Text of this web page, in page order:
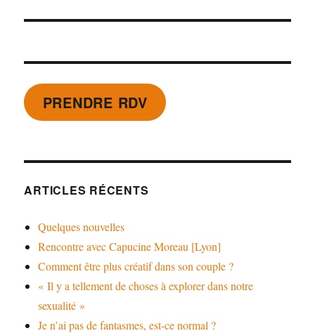
PRENDRE RDV
ARTICLES RÉCENTS
Quelques nouvelles
Rencontre avec Capucine Moreau [Lyon]
Comment être plus créatif dans son couple ?
« Il y a tellement de choses à explorer dans notre
sexualité »
Je n’ai pas de fantasmes, est-ce normal ?